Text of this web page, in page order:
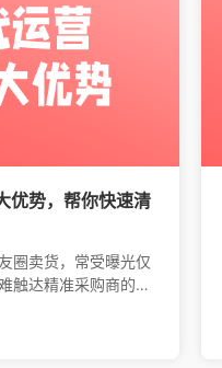
优势，帮你快速清
圈卖货，常受曝光仅
触达精准采购商的困
20W + 多渠道买